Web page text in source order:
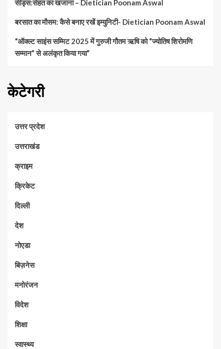
सीड्स:सेहत का खजाना – Dietician Poonam Aswal
बरसात का मौसम: कैसे बनाए रखें इम्युनिटी- Dietician Poonam Aswal
“ऑक्ल्ट साइंस सम्मिट 2025 में गुरुजी गौतम ऋषि को “ज्योतिष शिरोमणि
सम्मान” से अलंकृत किया गया”
केटेगरी
उत्तर प्रदेश
उत्तराखंड
क्राइम
क्रिकेट
दिल्ली
देश
नोएडा
बिज़नेस
मनोरंजन
विदेश
शिक्षा
स्वास्थ्य